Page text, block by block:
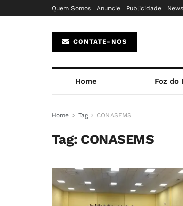
Quem Somos Anuncie Publicidade
CONTATE-NOS
Home Foz do
Home Tag CONASEMS
Tag: CONASEMS